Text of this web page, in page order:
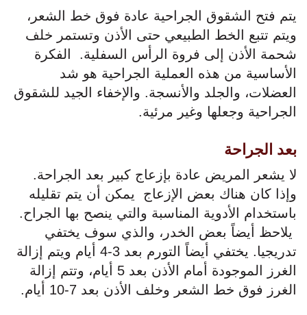
يتم فتح الشقوق الجراحية عادة فوق خط الشعر،
ويتم تتبع الخط الطبيعي حتى الأذن وتستمر خلف
شحمة الأذن إلى فروة الرأس السفلية. الفكرة
الأساسية من هذه العملية الجراحية هو شد
العضلات، والجلد والأنسجة. والإخفاء الجيد للشقوق
الجراحية وجعلها وغير مرئية.
بعد الجراحة
لا يشعر المريض عادة بإزعاج كبير بعد الجراحة.
وإذا كان هناك بعض الإزعاج يمكن أن يتم تقليله
باستخدام الأدوية المناسبة والتي ينصح بها الجراح.
يلاحظ أيضاً بعض الخدر، والذي سوف يختفي
تدريجيا. يختفي أيضاً التورم بعد 3-4 أيام ويتم إزالة
الغرز الموجودة أمام الأذن بعد 5 أيام، وتتم إزالة
الغرز فوق خط الشعر وخلف الأذن بعد 7-10 أيام.